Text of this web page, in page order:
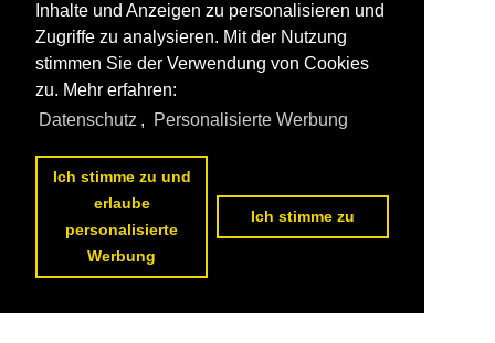
Inhalte und Anzeigen zu personalisieren und
Zugriffe zu analysieren. Mit der Nutzung
stimmen Sie der Verwendung von Cookies
zu. Mehr erfahren:
Datenschutz , Personalisierte Werbung
Ich stimme zu und
erlaube
personalisierte
Werbung
Ich stimme zu